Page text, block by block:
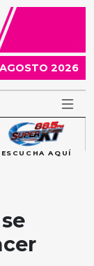
2026
ESCUCHA AQUÍ